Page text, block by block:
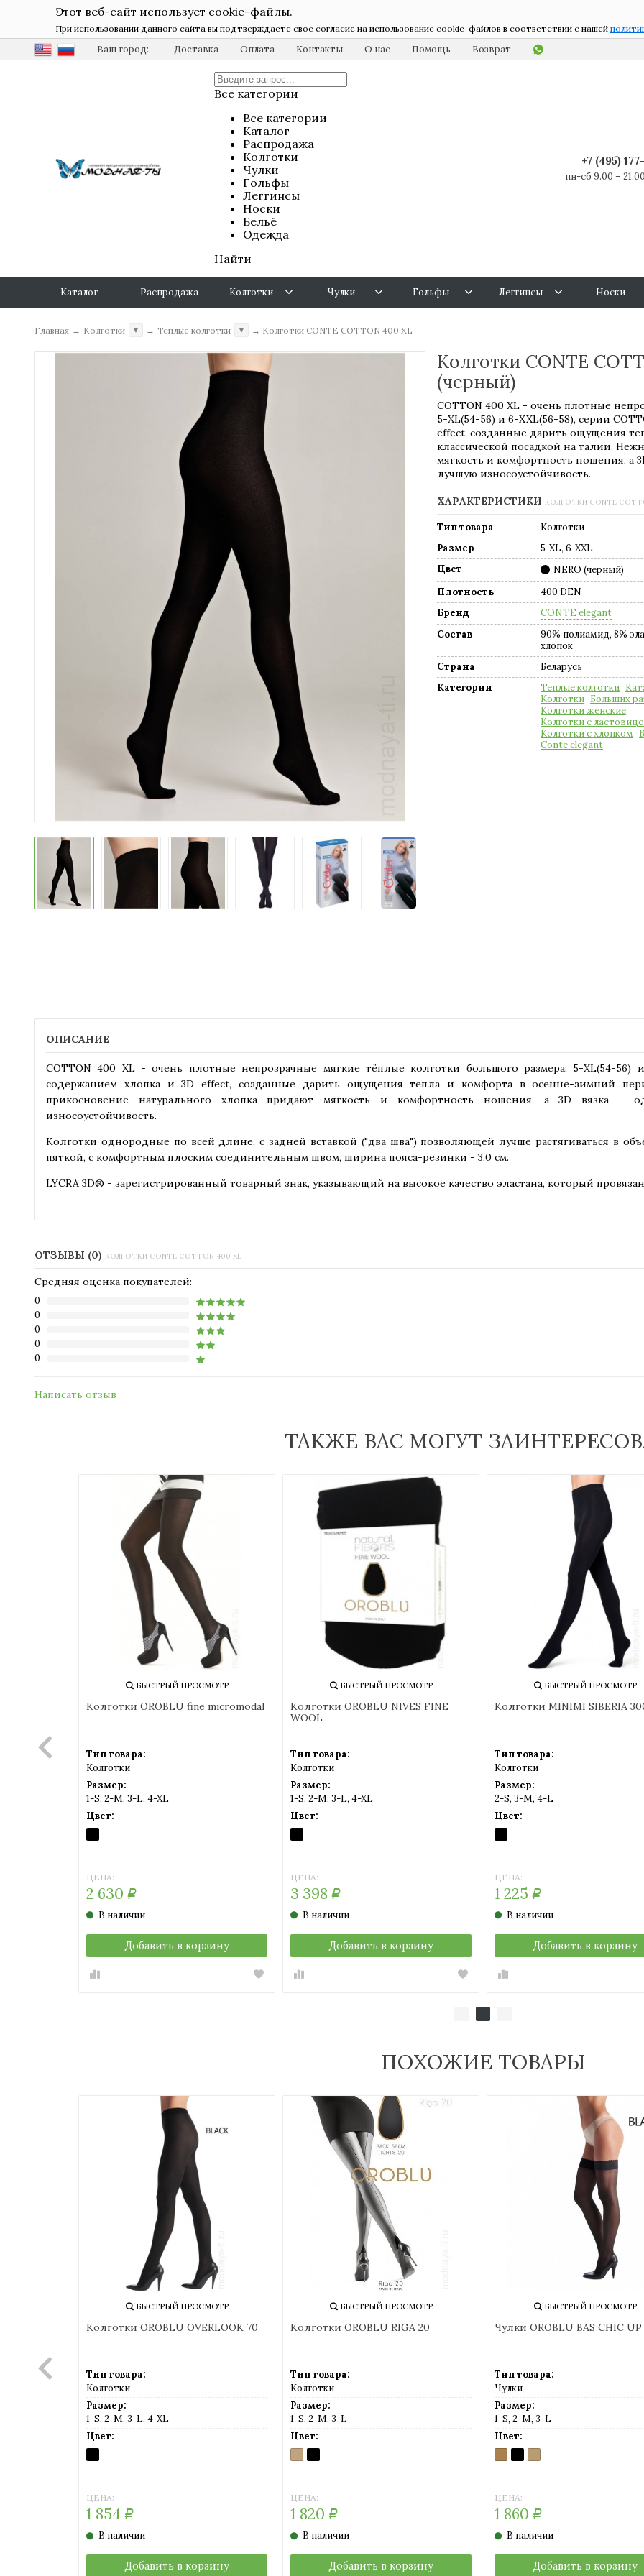
Этот веб-сайт использует cookie-файлы.
При использовании данного сайта вы подтверждаете свое согласие на использование cookie-файлов в соответствии с нашей
Ваш город: Доставка Оплата Контакты О нас Помощь Возврат
Все категории
Все категории
Каталог
Распродажа
Колготки
Чулки
Гольфы
Леггинсы
Носки
Бельё
Одежда
Найти
+7 (495)
пн-сб 9.00 –
Каталог Распродажа Колготки Чулки Гольфы Леггинсы Носки
Главная → Колготки ▼ → Теплые колготки ▼ → Колготки CONTE COTTON 400 XL
Колготки CONTE
(черный)
COTTON 400 XL - очень плотные
5-XL(54-56) и 6-XXL(56-58), серии
effect, созданные дарить ощущения
классической посадкой на талии.
мягкость и комфортность ношения, а
лучшую износоустойчивость.
ХАРАКТЕРИСТИКИ КОЛГОТКИ CONTE
Тип товара
Колготки
Размер
5-XL, 6-XXL
Цвет
NERO (черный)
Плотность
400 DEN
Бренд
CONTE elegant
Состав
90% полиамид, 8%
хлопок
Страна
Беларусь
Категории
Теплые колготки
Колготки Больших
Колготки женские
Колготки с
Колготки с хлопком
Conte elegant
ОПИСАНИЕ
COTTON 400 XL - очень плотные непрозрачные мягкие тёплые колготки большого размера: 5-XL(54-56)
содержанием хлопка и 3D effect, созданные дарить ощущения тепла и комфорта в осенне-зимний
прикосновение натурального хлопка придают мягкость и комфортность ношения, а 3D вязка -
износоустойчивость.
Колготки однородные по всей длине, с задней вставкой ("два шва") позволяющей лучше растягиваться в
пяткой, с комфортным плоским соединительным швом, ширина пояса-резинки - 3,0 см.
LYCRA 3D® - зарегистрированный товарный знак, указывающий на высокое качество эластана, который
ОТЗЫВЫ (0) КОЛГОТКИ CONTE COTTON 400 XL
Средняя оценка покупателей:
0
0
0
0
0
Написать отзыв
ТАКЖЕ ВАС МОГУТ
БЫСТРЫЙ ПРОСМОТР
OROBLU NIVES FINE
товара:
Добавить в корзину
БЫСТРЫЙ ПРОСМОТР
Колготки MINIMI SIBERIA 300
Добавить в корзину
БЫСТРЫЙ ПРОСМОТР
Колготки OROBLU LINDSEY FINE
Добавить в корзину
ПОХОЖИЕ ТОВАРЫ
БЫСТРЫЙ ПРОСМОТР
Колготки OROBLU OVERLOOK 70
Тип товара:
Колготки
Размер:
1-S, 2-M, 3-L, 4-XL
Цвет:
BLACK
ЦЕНА:
1 854 Р
В наличии
Добавить в корзину
БЫСТРЫЙ ПРОСМОТР
Колготки OROBLU RIGA 20
Тип товара:
Колготки
Размер:
1-S, 2-M, 3-L
Цвет:
0979
POWDER/BLACK
BLACK
ЦЕНА:
1 820 Р
В наличии
Добавить в корзину
БЫСТРЫЙ ПРОСМОТР
Чулки OROBLU BAS CHIC UP
Тип товара:
Чулки
Размер:
1-S, 2-M, 3-L
Цвет:
AMBRE
(загар)
BLACK
SUN
(светло-
ЦЕНА:
1 860 Р
В наличии
Добавить в корзину